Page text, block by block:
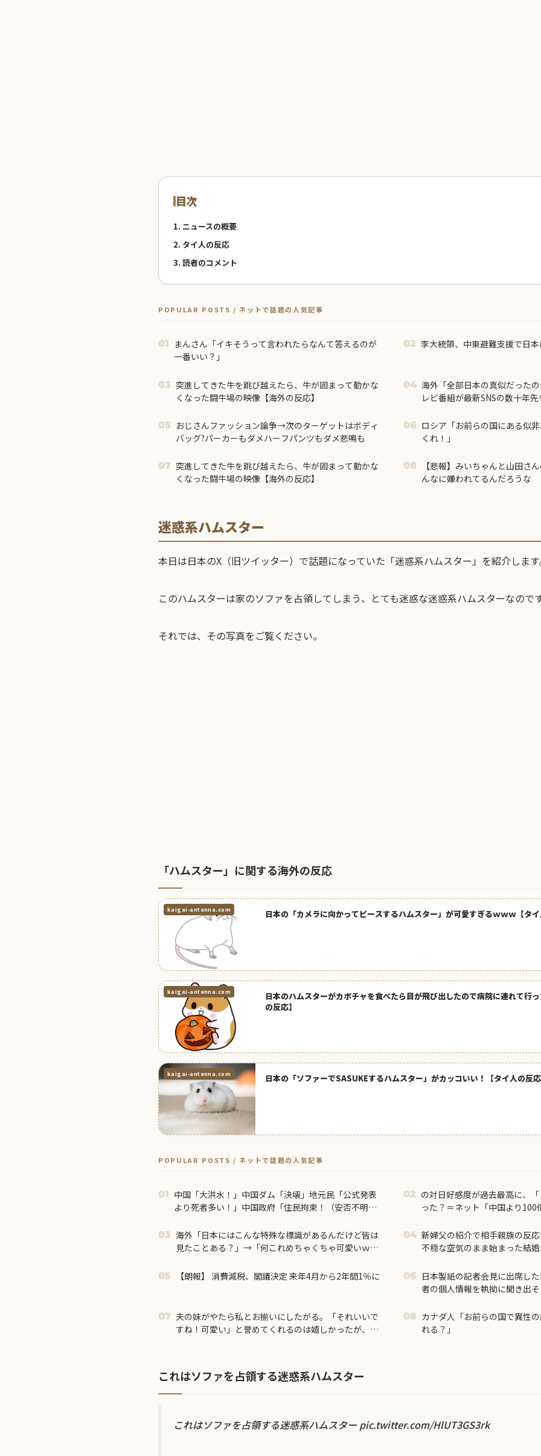
目次
1. ニュースの概要
2. タイ人の反応
3. 読者のコメント
POPULAR POSTS / ネットで話題の人気記事
01
まんさん「イキそうって言われたらなんて答えるのが
一番いい？」
02 李大統領、中東避難支援で日
03 突進してきた牛を跳び越えたら、牛が固まって動かな
くなった闘牛場の映像【海外の反応】
04 海外「全部日本の真似だった
レビ番組が最新SNSの数十年
05 おじさんファッション論争→次のターゲットはボディ
バッグ?パーカーもダメハーフパンツもダメ悲鳴も
06 ロシア「お前らの国にある似
くれ！」
07 突進してきた牛を跳び越えたら、牛が固まって動かな
くなった闘牛場の映像【海外の反応】
08
【悲報】みいちゃんと山田さ
んなに嫌われてるんだろうな
迷惑系ハムスター
本日は日本のX（旧ツイッター）で話題になっていた「迷惑系ハムスター」を紹介します
このハムスターは家のソファを占領してしまう、とても迷惑な迷惑系ハムスターなのです
それでは、その写真をご覧ください。
「ハムスター」に関する海外の反応
kaigai-antenna.com 日本の「カメラに向かってピースするハムスター」が可愛すぎるｗｗｗ【タイ
kaigai-antenna.com
日本のハムスターがカボチャを食べたら目が飛び出したので病院に連れて行
の反応】
kaigai-antenna.com 日本の「ソファーでSASUKEするハムスター」がカッコいい！【タイ人の反応
POPULAR POSTS / ネットで話題の人気記事
01 中国「大洪水！」中国ダム「決壊」地元民「公式発表
より死者多い！」中国政府「住民拘束！（安否不明」
近中」→
02 の対日好感度が過去最高に、
った？＝ネット「中国より100
03 海外「日本にはこんな特殊な標識があるんだけど皆は
見たことある？」→「何これめちゃくちゃ可愛いｗ
04 新婦父の紹介で相手親族の反応
不穏な空気のまま始まった結
05 【朗報】 消費減税、閣議決定 来年4月から2年間1％に 06
日本製紙の記者会見に出席し
者の個人情報を執拗に聞き出
07 夫の妹がやたら私とお揃いにしたがる。「それいいで
すね！可愛い」と誉めてくれるのは嬉しかったが、次
08 カナダ人「お前らの国で異性
れる？」
これはソファを占領する迷惑系ハムスター
これはソファを占領する迷惑系ハムスター pic.twitter.com/HlUT3GS3rk